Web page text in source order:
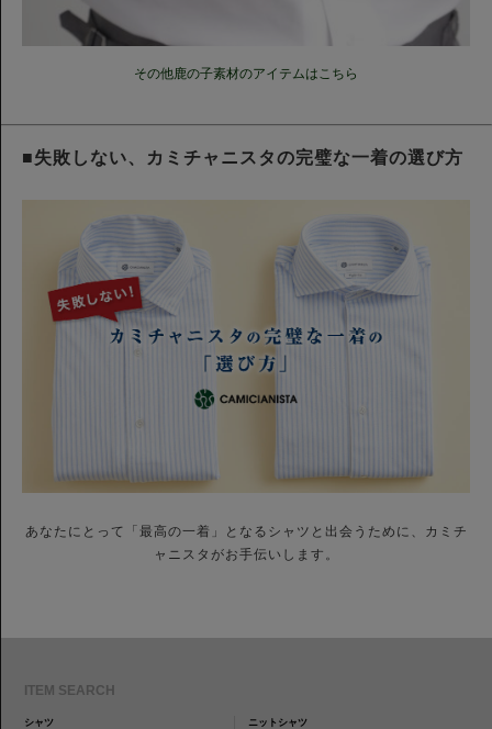
その他鹿の子素材のアイテムはこちら
■失敗しない、カミチャニスタの完璧な一着の選び方
あなたにとって「最高の一着」となるシャツと出会うために、カミチ
ャニスタがお手伝いします。
ITEM SEARCH
シャツ ニットシャツ